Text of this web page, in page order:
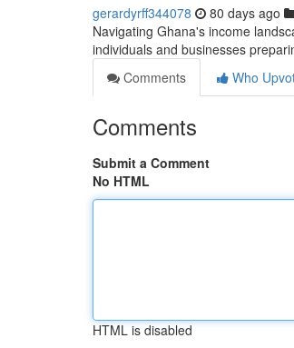
gerardyrff344078 80 days ago
Navigating Ghana's income
individuals and businesses
Comments
Who
Comments
Submit a Comment
No HTML
HTML is disabled